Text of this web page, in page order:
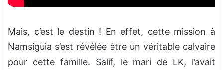
Mais, c’est le destin ! En effet, cette mission à
Namsiguia s’est révélée être un véritable calvaire
pour cette famille. Salif, le mari de LK, l’avait